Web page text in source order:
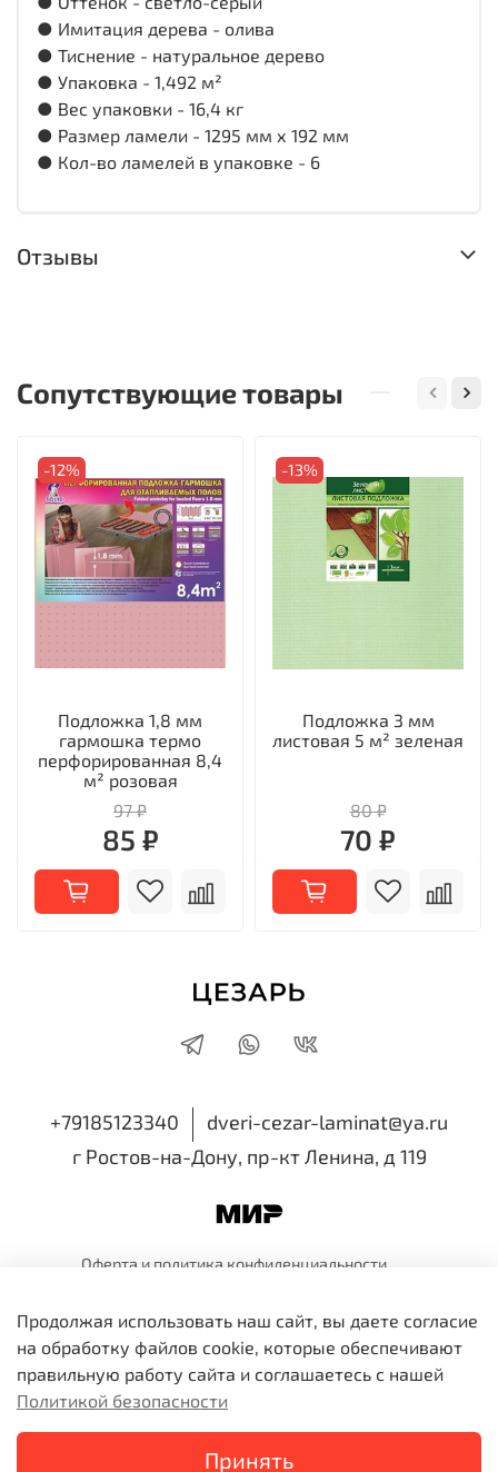
● Имитация дерева - олива
● Тиснение - натуральное дерево
● Упаковка - 1,492 м²
● Вес упаковки - 16,4 кг
● Размер ламели - 1295 мм х 192 мм
● Кол-во ламелей в упаковке - 6
Отзывы
Сопутствующие товары
-12%
Подложка 1,8 мм
гармошка термо
перфорированная 8,4
м² розовая
97 ₽
85 ₽
-13%
Подложка 3 мм
листовая 5 м² зеленая
80 ₽
70 ₽
+79185123340
dveri-cezar-laminat@ya.ru
г Ростов-на-Дону, пр-кт Ленина, д 119
Оферта и политика конфиденциальности
ИП Семенова Виктория Николаевна
ИНН 616518514810 ОГРНИП 318819600109991
Продолжая использовать наш сайт, вы даете согласие
на обработку файлов cookie, которые обеспечивают
правильную работу сайта и соглашаетесь с нашей
Политикой безопасности
Принять